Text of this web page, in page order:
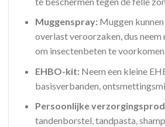
Muggenspray:Muggen
overlast veroorzaken, dus neem
om insectenbeten te
EHBO-kit:Neem een kleine
basisverbanden,
Persoonlijke
tandenborstel, tandpasta,